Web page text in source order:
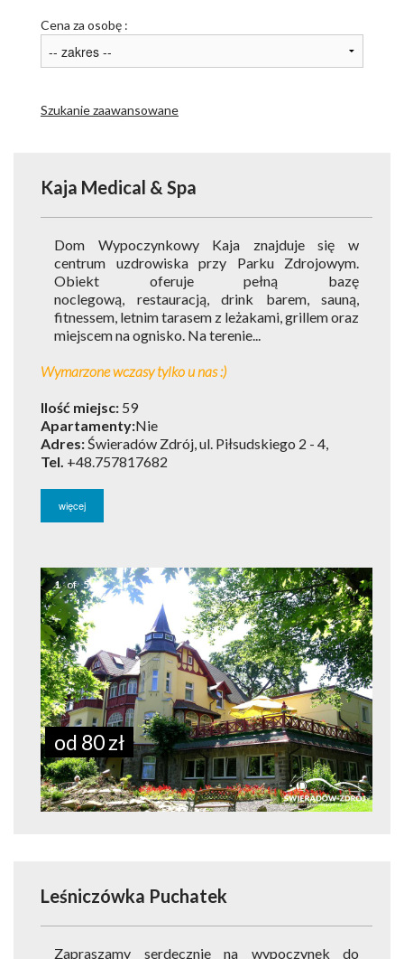
OGŁOSZENIA
GALERIA
ARTYKUŁY O ŚWIERADOWIE
Cena za osobę :
Szukanie zaawansowane
Kaja Medical & Spa
Dom Wypoczynkowy Kaja znajduje się w
centrum uzdrowiska przy Parku Zdrojowym.
Obiekt oferuje pełną bazę
noclegową, restauracją, drink barem, sauną,
fitnessem, letnim tarasem z leżakami, grillem oraz
miejscem na ognisko. Na terenie...
Wymarzone wczasy tylko u nas :)
Ilość miejsc: 59
Apartamenty:Nie
Adres:Świeradów Zdrój, ul. Piłsudskiego 2 - 4,
Tel. +48.757817682
więcej
1 of 5
od 80 zł
Leśniczówka Puchatek
Zapraszamy serdecznie na wypoczynek do